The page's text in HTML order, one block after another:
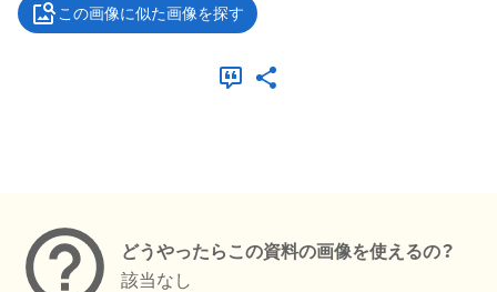
この画像に似た画像を探す
どうやったらこの資料の画像を使えるの？
該当なし